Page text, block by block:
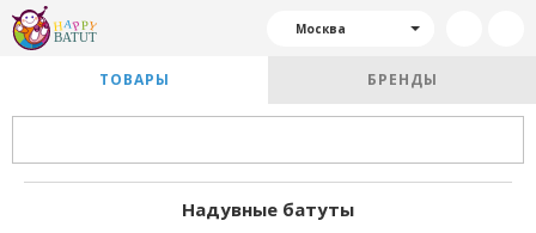
Москва
ТОВАРЫ БРЕНДЫ
Надувные батуты